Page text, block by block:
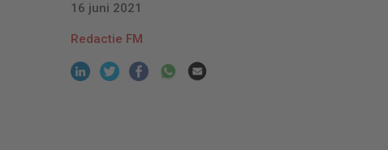
16 juni 2021
Redactie FM